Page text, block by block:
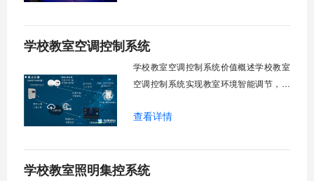
能智慧校园生态升级。智能光感调节1. 动
态光照追踪实时捕捉室外照度参数。光照
学校教室空调控制系统
学校教室空调控制系统价值概述学校教室
空调控制系统实现教室环境智能调节，提
管理全校空调设备，远程监控运行状态，
警。管理人员通过平台统一管控，减少人
工巡检工作量，延长设备使用寿命，节约
查看详情
学校教室照明集控系统